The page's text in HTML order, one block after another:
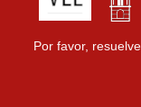
Por favor,